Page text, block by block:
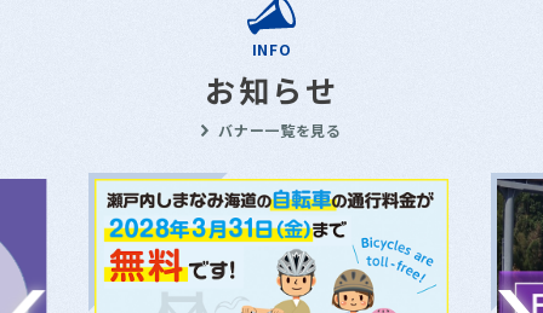
INFO
お知らせ
バナー一覧を見る